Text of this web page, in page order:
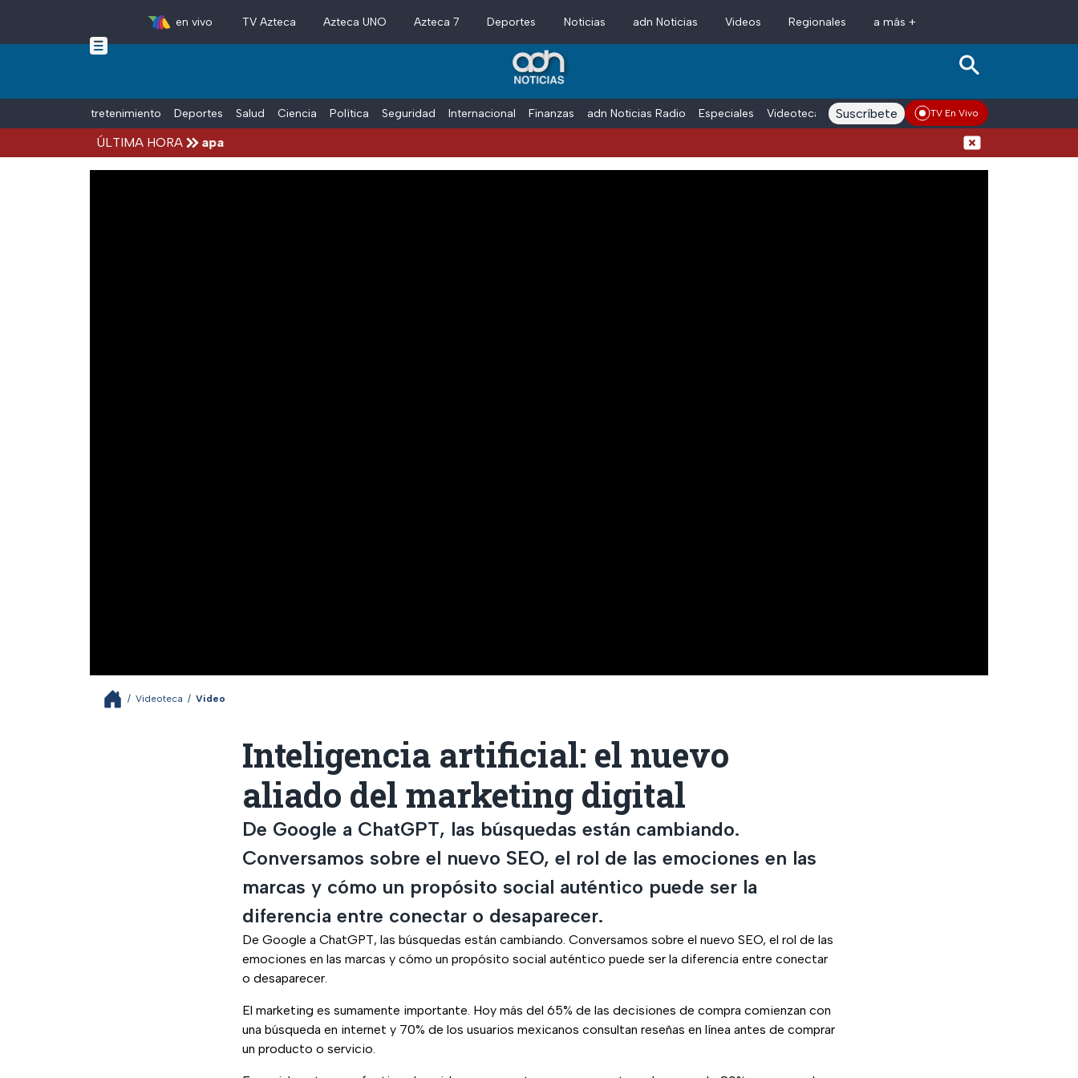
Skip to main content
en vivo TV Azteca Azteca UNO Azteca 7 Deportes Noticias adn Noticias Videos Regionales a más +
Entretenimiento Deportes Salud Ciencia Política Seguridad Internacional Finanzas adn Noticias Radio Especiales Videoteca Conductores Voces adn Noticias
Suscríbete TV En Vivo
ÚLTIMA HORA
por el Caso Ayotzinapa
/ Videoteca / Video
Inteligencia artificial: el nuevo
aliado del marketing digital
De Google a ChatGPT, las búsquedas están cambiando.
Conversamos sobre el nuevo SEO, el rol de las emociones en las
marcas y cómo un propósito social auténtico puede ser la
diferencia entre conectar o desaparecer.
De Google a ChatGPT, las búsquedas están cambiando. Conversamos sobre el nuevo SEO, el rol de las
emociones en las marcas y cómo un propósito social auténtico puede ser la diferencia entre conectar
o desaparecer.
El marketing es sumamente importante. Hoy más del 65% de las decisiones de compra comienzan con
una búsqueda en internet y 70% de los usuarios mexicanos consultan reseñas en línea antes de comprar
un producto o servicio.